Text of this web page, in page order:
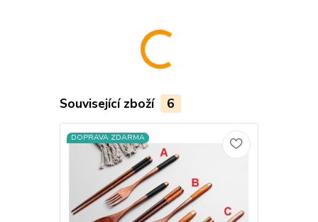
Související zboží 6
DOPRAVA ZDARMA